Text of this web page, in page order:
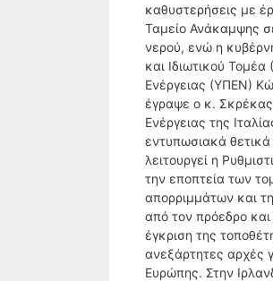
καθυστερήσεις με
Ταμείο Ανάκαμψης
νερού, ενώ η
και Ιδιωτικού
Ενέργειας (ΥΠΕΝ)
έγραψε ο κ. Σκρέκας
Ενέργειας της
εντυπωσιακά θετικά
λειτουργεί η
την εποπτεία των
απορριμμάτων και
από τον πρόεδρο
έγκριση της
ανεξάρτητες αρχές
Ευρώπης. Στην